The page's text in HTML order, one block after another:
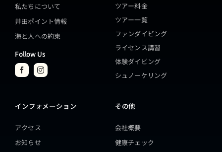
私たちについて
井田ポイント情報
海と人への約束
Follow Us
ツアー料金
ツアー一覧
ファンダイビング
ライセンス講習
体験ダイビング
シュノーケリング
インフォメーション
アクセス
お知らせ
その他
会社概要
健康チェック